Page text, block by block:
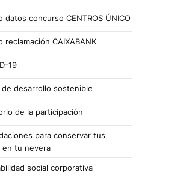
datos concurso CENTROS ÚNICO
reclamación CAIXABANK
19
desarrollo sostenible
de la participación
para conservar tus
en tu nevera
social corporativa